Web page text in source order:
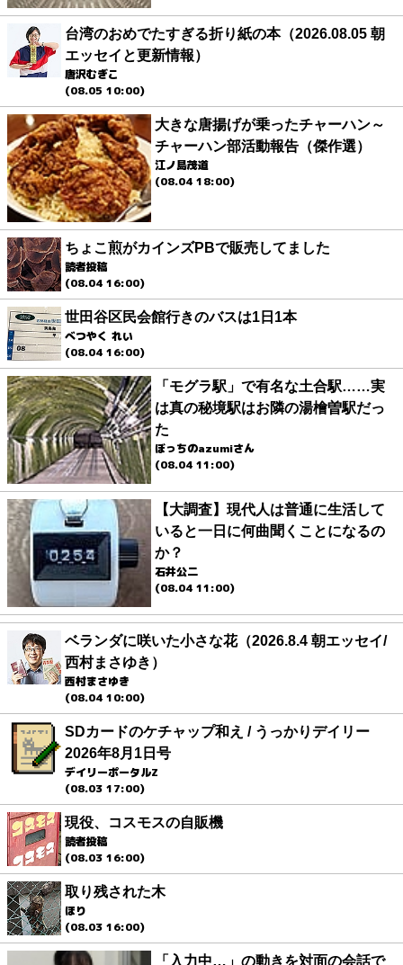
台湾のおめでたすぎる折り紙の本（2026.08.05 朝
エッセイと更新情報）
唐沢むぎこ
(08.05 10:00)
大きな唐揚げが乗ったチャーハン～
チャーハン部活動報告（傑作選）
江ノ島茂道
(08.04 18:00)
ちょこ煎がカインズPBで販売してました
読者投稿
(08.04 16:00)
世田谷区民会館行きのバスは1日1本
べつやく れい
(08.04 16:00)
「モグラ駅」で有名な土合駅……実
は真の秘境駅はお隣の湯檜曽駅だっ
た
ぼっちのazumiさん
(08.04 11:00)
【大調査】現代人は普通に生活して
いると一日に何曲聞くことになるの
か？
石井公二
(08.04 11:00)
ベランダに咲いた小さな花（2026.8.4 朝エッセイ/
西村まさゆき）
西村まさゆき
(08.04 10:00)
SDカードのケチャップ和え / うっかりデイリー
2026年8月1日号
デイリーポータルZ
(08.03 17:00)
現役、コスモスの自販機
読者投稿
(08.03 16:00)
取り残された木
ほり
(08.03 16:00)
「入力中…」の動きを対面の会話で